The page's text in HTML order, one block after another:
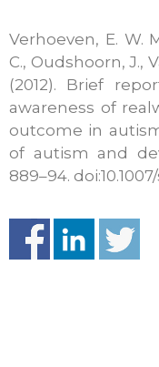
Verhoeven, E. W.
C., Oudshoorn, J.,
(2012). Brief
awareness of
outcome in
of autism and
889–94. doi:10.1007/